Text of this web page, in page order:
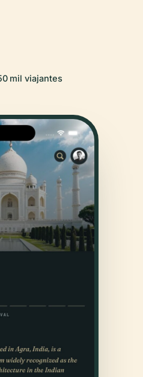
mil viajantes